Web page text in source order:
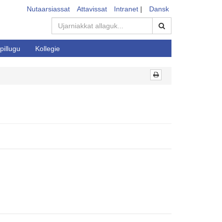
Nutaarsiassat Attavissat Intranet | Dansk
Kollegie